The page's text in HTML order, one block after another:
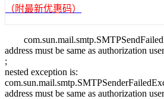
（附最新优惠码）
address must be same as authorization user
;
nested exception is:
address must be same as authorization user